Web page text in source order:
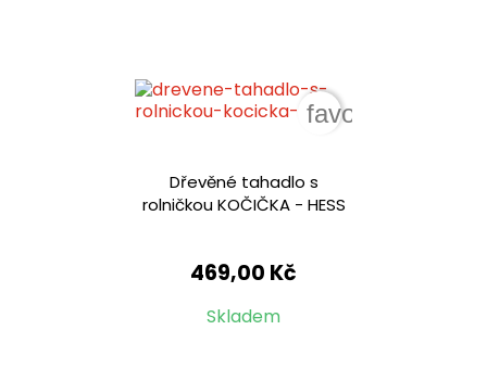
Dřevěné tahadlo s
rolničkou KOČIČKA - HESS
469,00 Kč
Skladem
favorite_border